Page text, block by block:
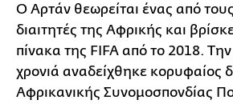
Ο Αρτάν θεωρείται ένας από
διαιτητές της Αφρικής και
πίνακα της FIFA από το 2018.
χρονιά αναδείχθηκε κορυφαίος
Αφρικανικής Συνομοσπονδίας